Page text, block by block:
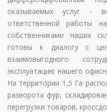
оказываемых услуг -
ответственной работы
собственниками наших
готовы к диалогу с
взаимовыгодного
эксплуатацию нашего
На территории 1,5 Га
разворота фур,
перегрузки товаров,